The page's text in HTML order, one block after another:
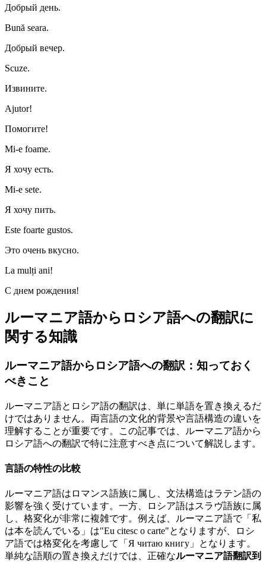
Добрый день.
Bună seara.
Добрый вечер.
Scuze.
Извините.
Ajutor!
Помогите!
Mi-e foame.
Я хочу есть.
Mi-e sete.
Я хочу пить.
Este foarte gustos.
Это очень вкусно.
La mulți ani!
С днем рождения!
ルーマニア語からロシア語への翻訳に
関する知識
ルーマニア語からロシア語への翻訳：知っておく
べきこと
ルーマニア語とロシア語の翻訳は、単に単語を置き換えるだ
けではありません。両言語の文化的背景や言語構造の違いを
理解することが重要です。この記事では、ルーマニア語から
ロシア語への翻訳で特に注意すべき点について解説します。
言語の特性の比較
ルーマニア語はロマンス語族に属し、文法構造はラテン語の
影響を強く受けています。一方、ロシア語はスラヴ語族に属
し、格変化が非常に複雑です。例えば、ルーマニア語で「私
は本を読んでいる」は"Eu citesc o carte"となりますが、ロシ
ア語では格変化を考慮して「Я читаю книгу」となります。
単純な語順の置き換えだけでは、正確なルーマニア語翻訳到